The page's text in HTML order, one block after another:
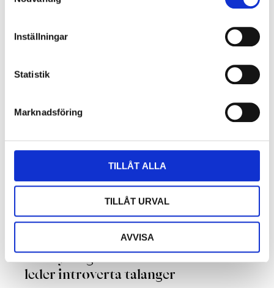
Inställningar
Statistik
Marknadsföring
TILLÅT ALLA
TILLÅT URVAL
AVVISA
Relaterade inlägg
Den tysta generationen – hur du
leder introverta talanger